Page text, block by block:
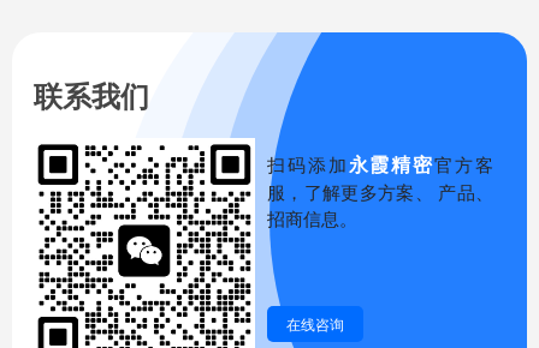
联系我们
扫码添加永霞精密官方客
服，了解更多方案、 产品、
招商信息。
在线咨询